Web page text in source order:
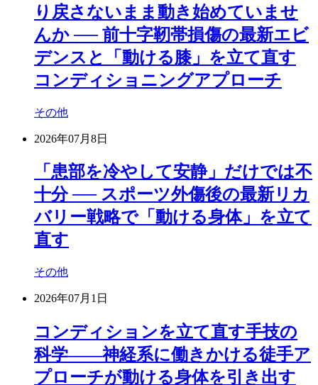
り戻さないまま動き始めていませ
んか ── 前十字靭帯損傷の最新エビ
デンスと「動ける膝」を立て直す
コンディショニングアプローチ
その他
2026年07月8日
「患部を冷やして安静」だけでは不
十分 ── スポーツ外傷後の最新リカ
バリー戦略で「動ける身体」を立て
直す
その他
2026年07月1日
コンディションを立て直す手技の
科学——神経系に働きかける徒手ア
プローチが動ける身体を引き出す